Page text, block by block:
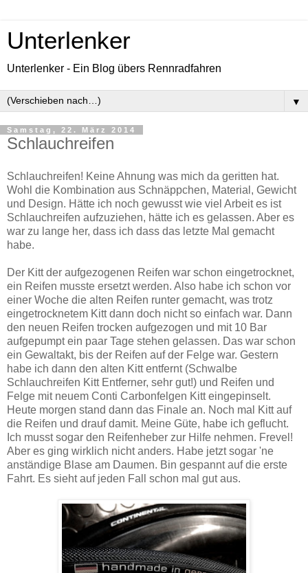
Unterlenker
Unterlenker - Ein Blog übers Rennradfahren
▼
Samstag, 22. März 2014
Schlauchreifen
Schlauchreifen! Keine Ahnung was mich da geritten hat.
Wohl die Kombination aus Schnäppchen, Material, Gewicht
und Design. Hätte ich noch gewusst wie viel Arbeit es ist
Schlauchreifen aufzuziehen, hätte ich es gelassen. Aber es
war zu lange her, dass ich dass das letzte Mal gemacht
habe.
Der Kitt der aufgezogenen Reifen war schon eingetrocknet,
ein Reifen musste ersetzt werden. Also habe ich schon vor
einer Woche die alten Reifen runter gemacht, was trotz
eingetrocknetem Kitt dann doch nicht so einfach war. Dann
den neuen Reifen trocken aufgezogen und mit 10 Bar
aufgepumpt ein paar Tage stehen gelassen. Das war schon
ein Gewaltakt, bis der Reifen auf der Felge war. Gestern
habe ich dann den alten Kitt entfernt (Schwalbe
Schlauchreifen Kitt Entferner, sehr gut!) und Reifen und
Felge mit neuem Conti Carbonfelgen Kitt eingepinselt.
Heute morgen stand dann das Finale an. Noch mal Kitt auf
die Reifen und drauf damit. Meine Güte, habe ich geflucht.
Ich musst sogar den Reifenheber zur Hilfe nehmen. Frevel!
Aber es ging wirklich nicht anders. Habe jetzt sogar 'ne
anständige Blase am Daumen. Bin gespannt auf die erste
Fahrt. Es sieht auf jeden Fall schon mal gut aus.